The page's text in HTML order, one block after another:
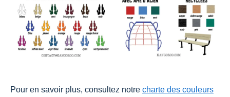
Pour en savoir plus, consultez notre charte des couleurs